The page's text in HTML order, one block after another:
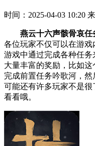
时间：2025-04-03 10:20
燕云十六声骸骨哀任
各位玩家不仅可以在游
游戏中通过完成各种任
大量丰富的奖励，比如
完成前置任务吟歌河，然
可能还有许多玩家不是
看看哦。